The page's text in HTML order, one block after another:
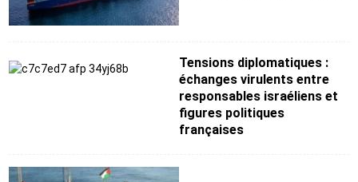
Tensions diplomatiques :
échanges virulents entre
responsables israéliens et
figures politiques
françaises